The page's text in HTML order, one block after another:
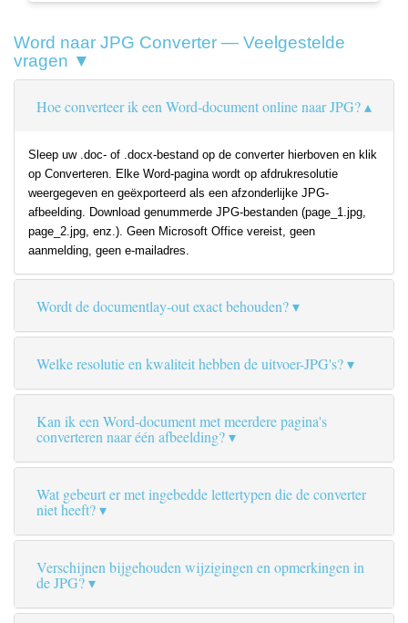
Word naar JPG Converter — Veelgestelde
vragen ▼
Hoe converteer ik een Word-document online naar JPG?
Sleep uw .doc- of .docx-bestand op de converter hierboven en klik
op Converteren. Elke Word-pagina wordt op afdrukresolutie
weergegeven en geëxporteerd als een afzonderlijke JPG-
afbeelding. Download genummerde JPG-bestanden (page_1.jpg,
page_2.jpg, enz.). Geen Microsoft Office vereist, geen
aanmelding, geen e-mailadres.
Wordt de documentlay-out exact behouden?
Welke resolutie en kwaliteit hebben de uitvoer-JPG's?
Kan ik een Word-document met meerdere pagina's
converteren naar één afbeelding?
Wat gebeurt er met ingebedde lettertypen die de converter
niet heeft?
Verschijnen bijgehouden wijzigingen en opmerkingen in
de JPG?